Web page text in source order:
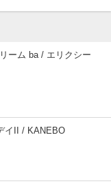
ーム ba / エリクシー
イII / KANEBO